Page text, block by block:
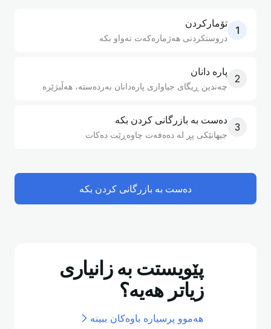
1
تۆمارکردن
دروستکردنی هەژمارەکەت تەواو بکە
2
پارە دانان
چەندین ڕیگای جیاوازی پارەدانان بەردەستە، هەڵبژێرە
3
دەست بە بازرگانی کردن بکە
جیهانێکی پڕ لە دەەفەت چاوەڕێت دەکات
دەست بە بازرگانی کردن بکە
پێویستت بە زانیاری
زیاتر هەیە؟
هەموو پرسیارە باوەکان ببینە